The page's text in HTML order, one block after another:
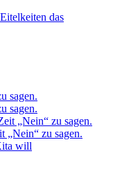
das
sagen.
sagen.
„Nein“ zu sagen.
„Nein“ zu sagen.
will